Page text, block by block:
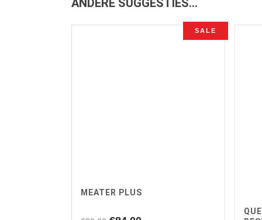
ANDERE SUGGESTIES…
SALE
MEATER PLUS